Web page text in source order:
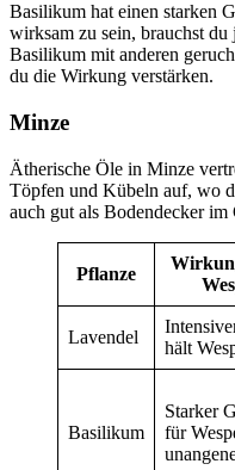
Basilikum hat einen starken
wirksam zu sein, brauchst
Basilikum mit anderen
du die Wirkung verstärken.
Minze
Ätherische Öle in Minze
Töpfen und Kübeln auf, wo
auch gut als Bodendecker im
Pflanze
Lavendel
hält
Basilikum
Starker
für